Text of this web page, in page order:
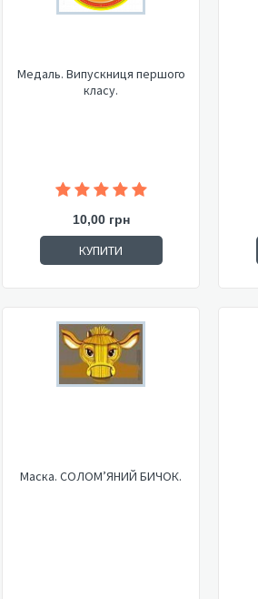
Медаль. Випускниця першого
класу.
10,00 грн
КУПИТИ
Маска. СОЛОМ’ЯНИЙ БИЧОК.